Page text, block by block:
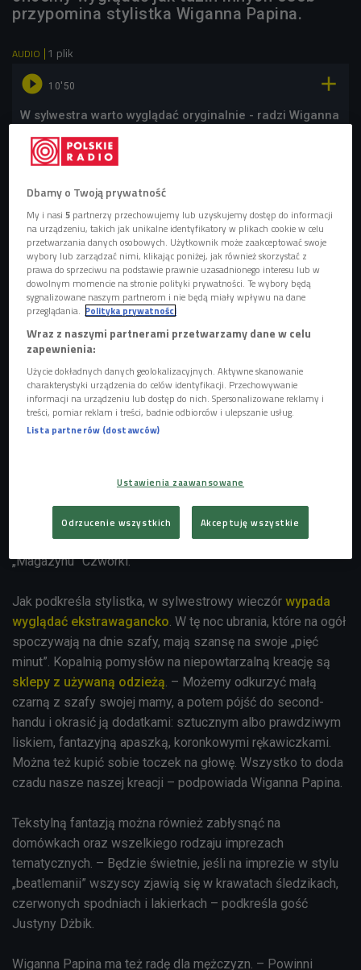
przypomina stylistka Wiganna Papina.
AUDIO 1 plik
 10'50 
W sylwestra warto wyglądać oryginalnie - radzi Wiganna
W sylwestrowy wieczór powinniśmy wyglądać i
dziewczyny na co dzień spinają włosy, niech je
upną w fantazyjny kok. Do tego sztuczne rzęsy, brokat.
Niech to wszystko będzie inne niż zwykle – zachęca gość
„Magazynu” Czwórki.
Jak podkreśla stylistka, w sylwestrowy wieczór wypada
wyglądać ekstrawagancko. W tę noc ubrania, które na ogół
spoczywają na dnie szafy, mają szansę na swoje „pięć
minut”. Kopalnią pomysłów na niepowtarzalną kreację są
sklepy z używaną odzieżą. – Możemy odkurzyć małą
czarną z szafy swojej mamy, a potem pójść do second-
handu i okrasić ją dodatkami: sztucznym albo prawdziwym
liskiem, fantazyjną apaszką, koronkowymi rękawiczkami.
Można też kupić sobie toczek na głowę. Wszystko to doda
czadu nasze naszej kreacji – podpowiada Wiganna Papina.
Tekstylną fantazją można również zabłysnąć na
domówkach oraz wszelkiego rodzaju imprezach
tematycznych. – Będzie świetnie, jeśli na imprezie w stylu
„beatlemanii” wszyscy zjawią się w krawatach śledzikach,
czerwonych spodniach i lakierkach – podkreśla gość
Justyny Dżbik.
Wiganna Papina ma też radę dla mężczyzn. – Powinni
Dbamy o Twoją prywatność
My i nasi5 partnerzy przechowujemy lub uzyskujemy dostęp do informacji
na urządzeniu, takich jak unikalne identyfikatory w plikach cookie w celu
przetwarzania danych osobowych. Użytkownik może zaakceptować swoje
wybory lub zarządzać nimi, klikając poniżej, jak również skorzystać z
prawa do sprzeciwu na podstawie prawnie uzasadnionego interesu lub w
dowolnym momencie na stronie polityki prywatności. Te wybory będą
sygnalizowane naszym partnerom i nie będą miały wpływu na dane
przeglądania. Polityka prywatności
Wraz z naszymi partnerami przetwarzamy dane w celu
zapewnienia:
Użycie dokładnych danych geolokalizacyjnych. Aktywne skanowanie
charakterystyki urządzenia do celów identyfikacji. Przechowywanie
informacji na urządzeniu lub dostęp do nich. Spersonalizowane reklamy i
treści, pomiar reklam i treści, badnie odbiorców i ulepszanie usług.
Lista partnerów (dostawców)
Ustawienia zaawansowane
Odrzucenie wszystkich Akceptuję wszystkie